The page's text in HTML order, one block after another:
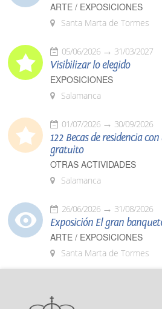
ARTE / EXPOSICIONES
Santa Marta de Tormes
05/06/2026 31/03/2027
Visibilizar lo elegido
EXPOSICIONES
Salamanca
01/07/2026 30/09/2026
122 Becas de residencia
gratuito
OTRAS ACTIVIDADES
Salamanca
26/06/2026 31/08/2026
Exposición El gran
ARTE / EXPOSICIONES
Santa Marta de Tormes